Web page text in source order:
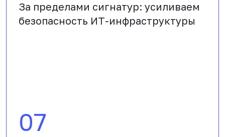
За пределами сигнатур: усиливаем
безопасность ИТ-инфраструктуры
07